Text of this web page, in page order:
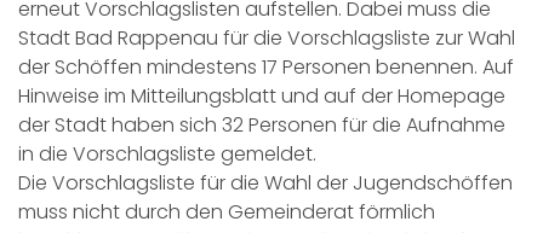
erneut Vorschlagslisten aufstellen. Dabei muss die
Stadt Bad Rappenau für die Vorschlagsliste zur Wahl
der Schöffen mindestens 17 Personen benennen. Auf
Hinweise im Mitteilungsblatt und auf der Homepage
der Stadt haben sich 32 Personen für die Aufnahme
in die Vorschlagsliste gemeldet.
Die Vorschlagsliste für die Wahl der Jugendschöffen
muss nicht durch den Gemeinderat förmlich